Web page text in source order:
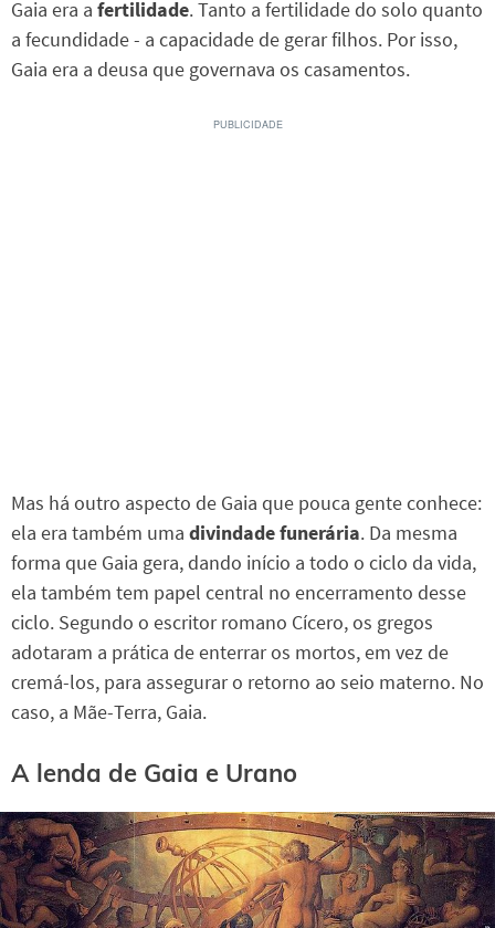
Gaia era a fertilidade. Tanto a fertilidade do solo quanto
a fecundidade - a capacidade de gerar filhos. Por isso,
Gaia era a deusa que governava os casamentos.
Mas há outro aspecto de Gaia que pouca gente conhece:
ela era também uma divindade funerária. Da mesma
forma que Gaia gera, dando início a todo o ciclo da vida,
ela também tem papel central no encerramento desse
ciclo. Segundo o escritor romano Cícero, os gregos
adotaram a prática de enterrar os mortos, em vez de
cremá-los, para assegurar o retorno ao seio materno. No
caso, a Mãe-Terra, Gaia.
A lenda de Gaia e Urano